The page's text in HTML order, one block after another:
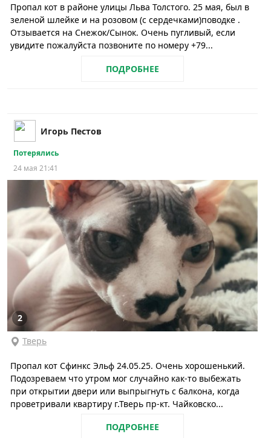
Пропал кот в районе улицы Льва Толстого. 25 мая, был в
зеленой шлейке и на розовом (с сердечками)поводке .
Отзывается на Снежок/Сынок. Очень пугливый, если
увидите пожалуйста позвоните по номеру +79...
ПОДРОБНЕЕ
Игорь Пестов
Потерялись
24 мая 21:41
2
Тверь
Пропал кот Сфинкс Эльф 24.05.25. Очень хорошенький.
Подозреваем что утром мог случайно как-то выбежать
при открытии двери или выпрыгнуть с балкона, когда
проветривали квартиру г.Тверь пр-кт. Чайковско...
ПОДРОБНЕЕ